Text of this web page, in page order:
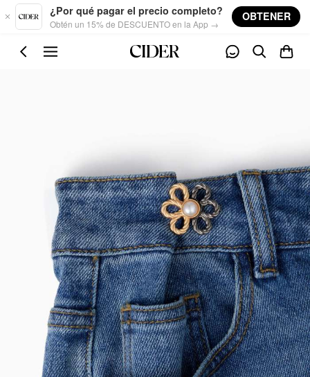
Skip to main content
¿Por qué pagar el precio completo?
Obtén un 15% de DESCUENTO en la App →
OBTENER